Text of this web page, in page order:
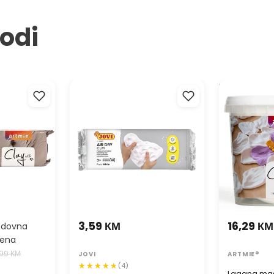
Clay with
КМ
3,59 КМ
JOVI
(4)
Lagana
ARTMIE
16,29 КМ
ARTMIE®